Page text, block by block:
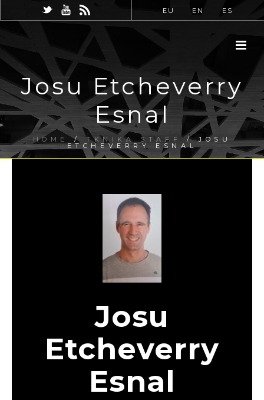
EU EN ES
Josu Etcheverry
Esnal
HOME /TKNIKA STAFF / JOSU
ETCHEVERRY ESNAL
Josu
Etcheverry
Esnal